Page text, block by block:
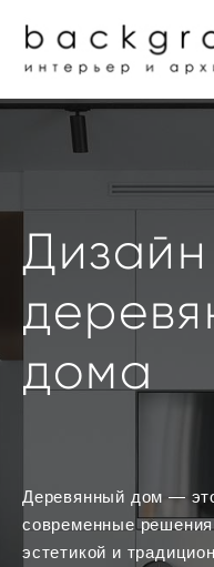
дома
Деревянный дом —
современные
эстетикой и